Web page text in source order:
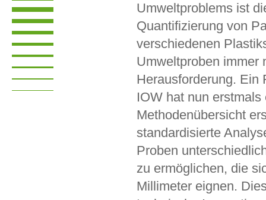
Umweltproblems ist
Quantifizierung von
verschiedenen
Umweltproben immer
Herausforderung. Ein
IOW hat nun
Methodenübersicht
standardisierte
Proben
zu ermöglichen, die
Millimeter eignen.